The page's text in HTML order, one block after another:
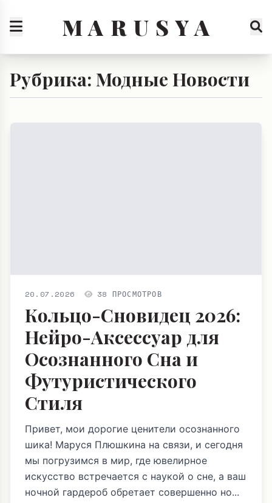
M A R U S Y A
Рубрика: Модные Новости
20.07.2026 38 ПРОСМОТРОВ
Кольцо-Сновидец 2026:
Нейро-Аксессуар для
Осознанного Сна и
Футуристического
Стиля
Привет, мои дорогие ценители осознанного
шика! Маруся Плюшкина на связи, и сегодня
мы погрузимся в мир, где ювелирное
искусство встречается с наукой о сне, а ваш
ночной гардероб обретает совершенно но...